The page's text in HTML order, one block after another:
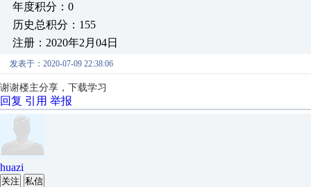
年度积分：0
历史总积分：155
注册：2020年2月04日
发表于：2020-07-09 22:38:06
谢谢楼主分享，下载学习
回复 引用 举报
huazi
关注 私信